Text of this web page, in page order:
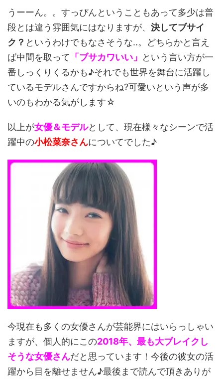
うーーん。。すっぴんということもあって多少は普
段とは違う雰囲気にはなりますが、 決してブサイ
ク？ というわけでもなさそうな..。どちらかと言え
ば中間を取って 「ブサカワいい」
という言い方が一
番しっくりくるかも♪それでも世界を舞台に活躍し
ているモデルさんですからね?可愛いという声が多
いのもわかる気がします☆
以上が女優＆モデルとして、現在様々なシーンで活
躍中の小松菜奈さんについてでした♪
今現在も多くの女優さんが芸能界にはいらっしゃい
ますが、個人的にこの2018年、最も大ブレイクし
そうな女優さんだと思っています！今後の彼女の活
躍から目を離せません♪最後まで読んで頂きありが